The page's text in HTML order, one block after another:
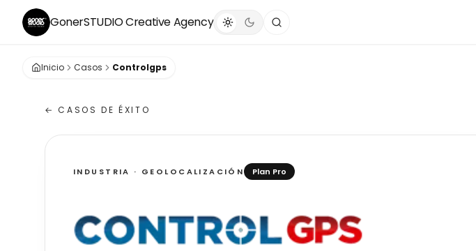
GonerSTUDIOCreative Agency
Inicio Casos Controlgps
← CASOS DE ÉXITO
INDUSTRIA · GEOLOCALIZACIÓN Plan Pro